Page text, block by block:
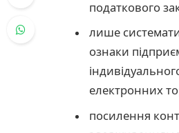
податкового
лише
ознаки
електронних
посилення